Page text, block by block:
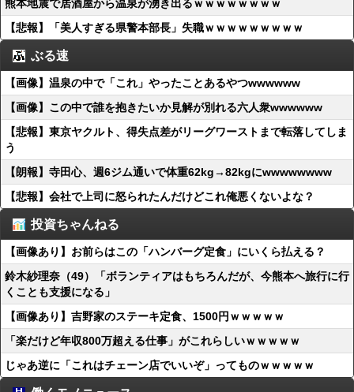
熊本地震で居酒屋から温泉が湧き出るｗｗｗｗｗｗｗｗ
【悲報】「美人すぎる県警本部長」失職ｗｗｗｗｗｗｗｗｗ
ぶる速
【画像】温泉の中で「これ」やったことあるやつwwwwww
【画像】この中で誰を抱きたいか見解が別れる六人衆wwwwww
【悲報】東京ヤクルト、得失点差がリーグワーストまで転落してしま
う
【朗報】寺田心、週6ジム通いで体重62kg→82kgにwwwwwwww
【悲報】会社で上司に怒られたんだけどこれ俺悪くないよな？
投資ちゃんねる
【画像あり】お前らはこの「ハンバーグ定食」にいくら払える？
鈴木紗理奈（49）「ボランティアはもちろんだが、今熊本へ旅行に行
くことも支援になる」
【画像あり】吉野家のステーキ定食、1500円ｗｗｗｗｗ
「楽だけど年収800万超える仕事」がこれらしいｗｗｗｗｗ
じゃあ逆に「これはチェーン店でいいぞ」ってものｗｗｗｗｗ